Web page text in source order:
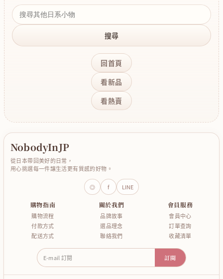
搜尋
回首頁
看新品
看熱賣
NobodyInJP
從日本帶回美好的日常，
用心挑選每一件讓生活更有質感的好物。
◎ f LINE
購物指南
購物流程
付款方式
配送方式
關於我們
品牌故事
選品理念
聯絡我們
會員服務
會員中心
訂單查詢
收藏清單
E-mail 訂閱 訂閱